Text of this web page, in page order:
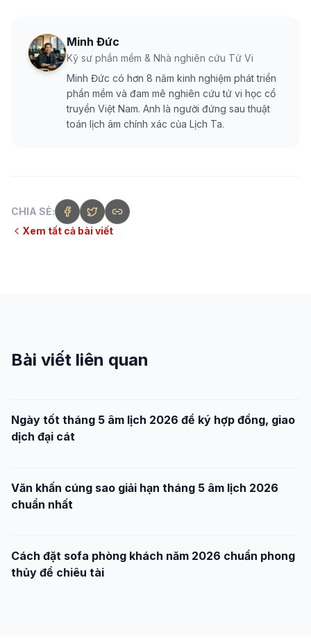
Minh Đức
Kỹ sư phần mềm & Nhà nghiên cứu Tử Vi
Minh Đức có hơn 8 năm kinh nghiệm phát triển
phần mềm và đam mê nghiên cứu tử vi học cổ
truyền Việt Nam. Anh là người đứng sau thuật
toán lịch âm chính xác của Lịch Ta.
CHIA SẺ:
Xem tất cả bài viết
Bài viết liên quan
Ngày tốt tháng 5 âm lịch 2026 để ký hợp đồng, giao
dịch đại cát
Văn khấn cúng sao giải hạn tháng 5 âm lịch 2026
chuẩn nhất
Cách đặt sofa phòng khách năm 2026 chuẩn phong
thủy để chiêu tài